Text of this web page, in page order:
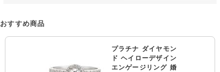
おすすめ商品
プラチナ ダイヤモン
ド ヘイローデザイン
エンゲージリング 婚